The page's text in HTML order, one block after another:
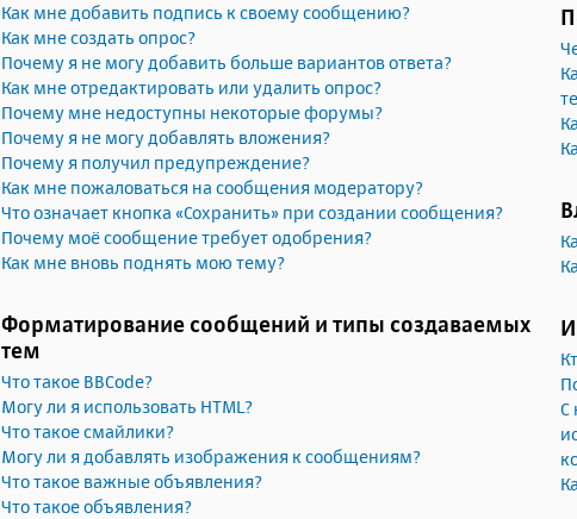
Как мне добавить подпись к своему сообщению?
Как мне создать опрос?
Почему я не могу добавить больше вариантов ответа?
Как мне отредактировать или удалить опрос?
Почему мне недоступны некоторые форумы?
Почему я не могу добавлять вложения?
Почему я получил предупреждение?
Как мне пожаловаться на сообщения модератору?
Что означает кнопка «Сохранить» при создании сообщения?
Почему моё сообщение требует одобрения?
Как мне вновь поднять мою тему?
Форматирование сообщений и типы создаваемых
тем
Что такое BBCode?
Могу ли я использовать HTML?
Что такое смайлики?
Могу ли я добавлять изображения к сообщениям?
Что такое важные объявления?
Что такое объявления?
С